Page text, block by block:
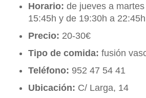
Horario: de jueves a
15:45h y de 19:30h a 22:45h
Precio: 20-30€
Tipo de comida: fusión
Teléfono: 952 47 54 41
Ubicación: C/ Larga, 14